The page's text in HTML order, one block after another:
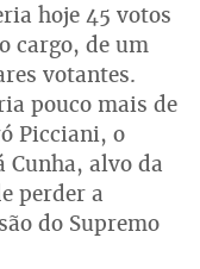
hoje 45 votos
cargo, de um
votantes.
pouco mais de
Picciani, o
alvo da
perder a
do Supremo